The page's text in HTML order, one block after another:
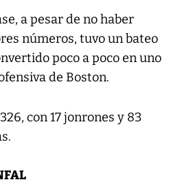
a pesar de no haber
números, tuvo un bateo
poco a poco en uno
de Boston.
con 17 jonrones y 83